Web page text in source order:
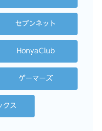
セブンネット
HonyaClub
ゲーマーズ
クス